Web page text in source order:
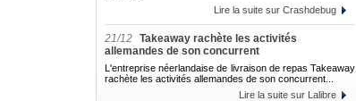
Lire la suite sur Crashdebug
21/12 Takeaway rachète les activités
allemandes de son concurrent
L'entreprise néerlandaise de livraison de repas Takeaway
rachète les activités allemandes de son concurrent...
Lire la suite sur Lalibre